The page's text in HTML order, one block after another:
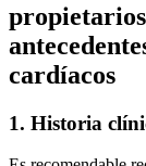
cardíacos
1. Historia